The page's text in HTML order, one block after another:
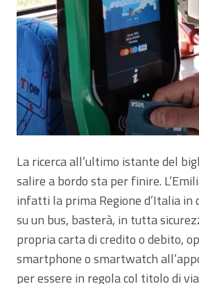
La ricerca all’ultimo istante del
salire a bordo sta per finire.
infatti la prima Regione d’Italia in
su un bus, basterà, in tutta
propria carta di credito o debito,
smartphone o smartwatch
per essere in regola col titolo di